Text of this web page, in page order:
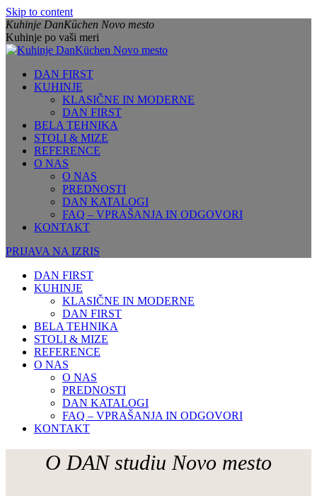
Skip to content
Kuhinje DanKüchen Novo mesto
Kuhinje po vaši meri
DAN FIRST
KUHINJE
KLASIČNE IN MODERNE
DAN FIRST
BELA TEHNIKA
STOLI & MIZE
REFERENCE
O NAS
O NAS
PREDNOSTI
DAN KATALOGI
FAQ – VPRAŠANJA IN ODGOVORI
KONTAKT
PRIJAVA NA IZRIS
DAN FIRST
KUHINJE
KLASIČNE IN MODERNE
DAN FIRST
BELA TEHNIKA
STOLI & MIZE
REFERENCE
O NAS
O NAS
PREDNOSTI
DAN KATALOGI
FAQ – VPRAŠANJA IN ODGOVORI
KONTAKT
O DAN studiu Novo mesto